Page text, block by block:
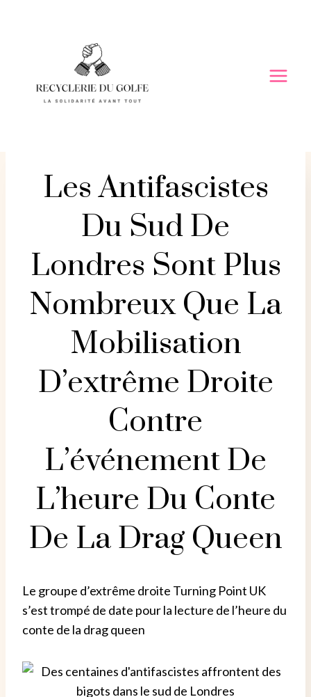
Les Antifascistes
Du Sud De
Londres Sont Plus
Nombreux Que La
Mobilisation
D’extrême Droite
Contre
L’événement De
L’heure Du Conte
De La Drag Queen
Le groupe d’extrême droite Turning Point UK
s’est trompé de date pour la lecture de l’heure du
conte de la drag queen